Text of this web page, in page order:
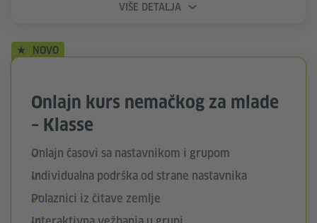
VIŠE DETALJA
NOVO
Onlajn kurs nemačkog za mlade
– Klasse
Onlajn časovi sa nastavnikom i grupom
Individualna podrška od strane nastavnika
Polaznici iz čitave zemlje